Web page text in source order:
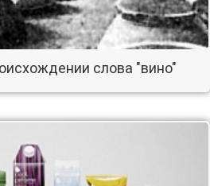
слова "вино"